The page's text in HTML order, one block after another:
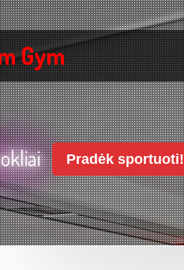
Gym
Pradėk sportuoti!